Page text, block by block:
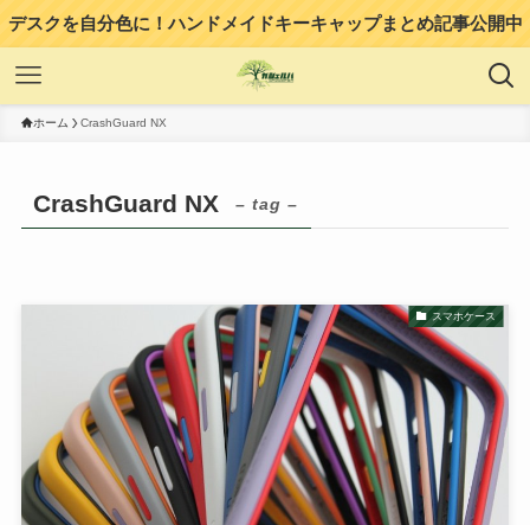
デスクを自分色に！ハンドメイドキーキャップまとめ記事公開中
ホーム CrashGuard NX
CrashGuard NX – tag –
スマホケース